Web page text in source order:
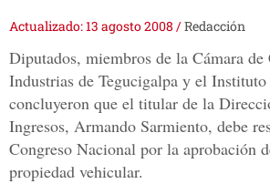
Actualizado: 13 agosto 2008 /Redacción
Diputados, miembros de la Cámara de
Industrias de Tegucigalpa y el
concluyeron que el titular de la
Ingresos, Armando Sarmiento, debe
Congreso Nacional por la aprobación
propiedad vehicular.